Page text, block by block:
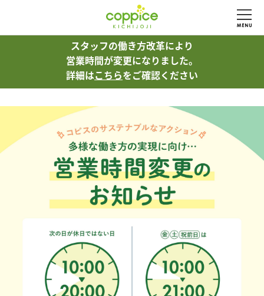
スタッフの働き方改革により
営業時間が変更になりました。
詳細はこちらをご確認ください
スタッフの働き方改革により
営業時間が変更になりました。
詳細はこちらをご確認ください